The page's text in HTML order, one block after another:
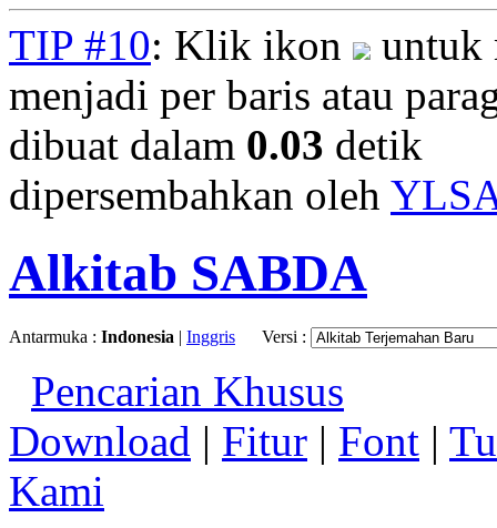
TIP #10: Klik ikon
untuk
menjadi per baris atau
dibuat dalam 0.03 detik
dipersembahkan oleh
Alkitab SABDA
Antarmuka : Indonesia | Inggris Versi :
Pencarian Khusus
Download | Fitur | Font |
Kami